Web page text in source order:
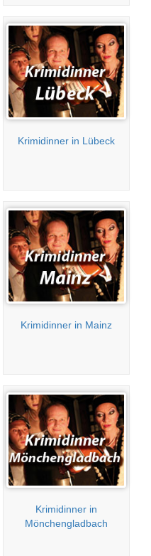
Krimidinner in Lübeck
Krimidinner in Mainz
Krimidinner in
Mönchengladbach